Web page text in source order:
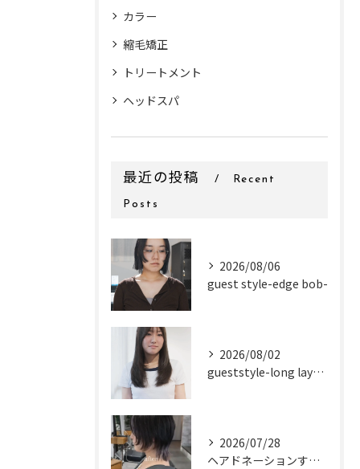
カラー
縮毛矯正
トリートメント
ヘッドスパ
最近の投稿 Recent
Posts
2026/08/06
guest style-edge bob-
2026/08/02
gueststyle-long layer-
2026/07/28
ヘアドネーションするお客様✂